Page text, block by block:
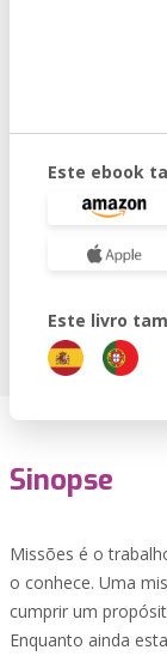
Este ebook
Este livro
Sinopse
Missões é o
o conhece. Uma
cumprir um
Enquanto ainda